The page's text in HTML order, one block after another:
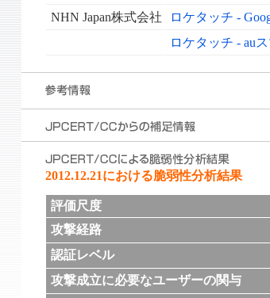
NHN Japan株式会社
ロケタッチ -
ロケタッチ - au
2012.12.21における脆弱性分析結果
評価尺度
攻撃経路
認証レベル
攻撃成立に必要なユーザーの関与